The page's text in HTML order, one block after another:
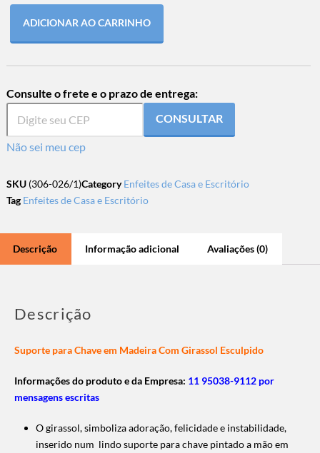
ADICIONAR AO CARRINHO
Consulte o frete e o prazo de entrega:
CONSULTAR
Não sei meu cep
SKU (306-026/1)Category Enfeites de Casa e Escritório
Tag Enfeites de Casa e Escritório
Descrição Informação adicional Avaliações (0)
Descrição
Suporte para Chave em Madeira Com Girassol Esculpido
Informações do produto e da Empresa: 11 95038-9112 por
mensagens escritas
O girassol, simboliza adoração, felicidade e instabilidade,
inserido num lindo suporte para chave pintado a mão em